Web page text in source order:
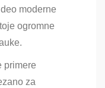
moderne
ogromne
primere
za